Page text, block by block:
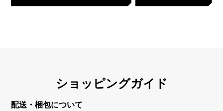
ショッピングガイド
配送・梱包について